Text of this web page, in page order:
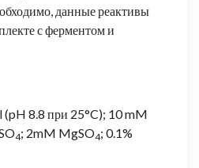
данные реактивы
с ферментом и
8.8 при 25°C); 10 mM
4; 2mM MgSO4; 0.1%